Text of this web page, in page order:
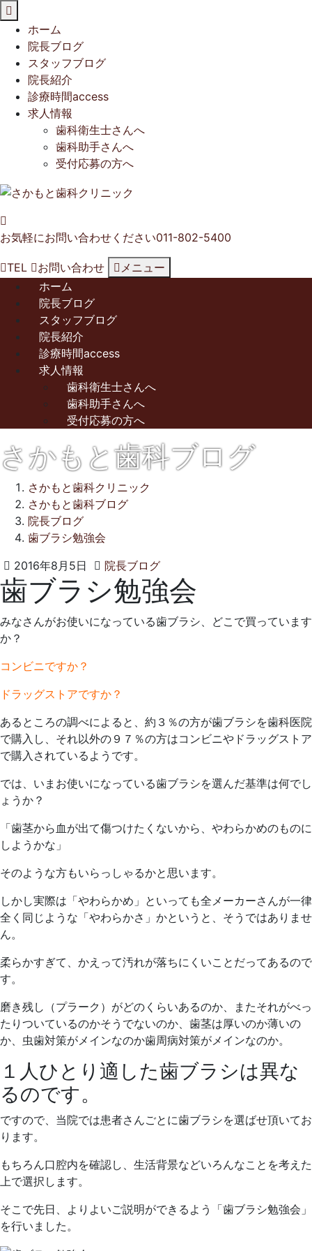
じ
る
ホーム
院長ブログ
スタッフブログ
院長紹介
診療時間access
求人情報
歯科衛生士さんへ
歯科助手さんへ
受付応募の方へ
お気軽にお問い合わせください011-802-5400
TEL お問い合わせ
メニュー
ホーム
院長ブログ
スタッフブログ
院長紹介
診療時間access
求人情報
歯科衛生士さんへ
歯科助手さんへ
受付応募の方へ
さかもと歯科ブログ
さかもと歯科クリニック
さかもと歯科ブログ
院長ブログ
歯ブラシ勉強会
2016年8月5日
院長ブログ2021
年
10
月
1
さ
か
も
と
歯
ッ
ク
歯ブラシ勉強会
みなさんがお使いになっている歯ブラシ、どこで買っています
か？
コンビニですか？
ドラッグストアですか？
あるところの調べによると、約３％の方が歯ブラシを歯科医院
で購入し、それ以外の９７％の方はコンビニやドラッグストア
で購入されているようです。
では、いまお使いになっている歯ブラシを選んだ基準は何でし
ょうか？
「歯茎から血が出て傷つけたくないから、やわらかめのものに
しようかな」
そのような方もいらっしゃるかと思います。
しかし実際は「やわらかめ」といっても全メーカーさんが一律
全く同じような「やわらかさ」かというと、そうではありませ
ん。
柔らかすぎて、かえって汚れが落ちにくいことだってあるので
す。
磨き残し（プラーク）がどのくらいあるのか、またそれがべっ
たりついているのかそうでないのか、歯茎は厚いのか薄いの
か、虫歯対策がメインなのか歯周病対策がメインなのか。
１人ひとり適した歯ブラシは異な
るのです。
ですので、当院では患者さんごとに歯ブラシを選ばせ頂いてお
ります。
もちろん口腔内を確認し、生活背景などいろんなことを考えた
上で選択します。
そこで先日、よりよいご説明ができるよう「歯ブラシ勉強会」
を行いました。